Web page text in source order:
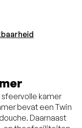
sfeervolle kamer
bevat een Twin
Daarnaast